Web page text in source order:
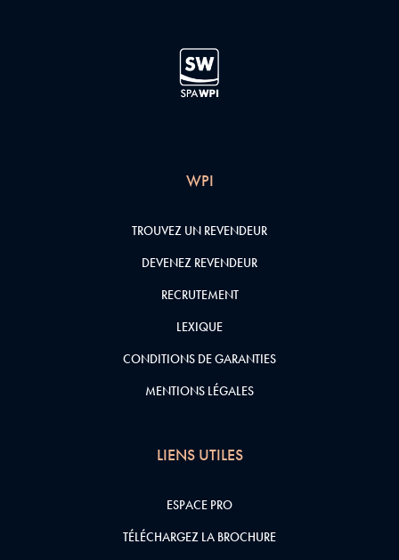
WPI
TROUVEZ UN REVENDEUR
DEVENEZ REVENDEUR
RECRUTEMENT
LEXIQUE
CONDITIONS DE GARANTIES
MENTIONS LÉGALES
LIENS UTILES
ESPACE PRO
TÉLÉCHARGEZ LA BROCHURE